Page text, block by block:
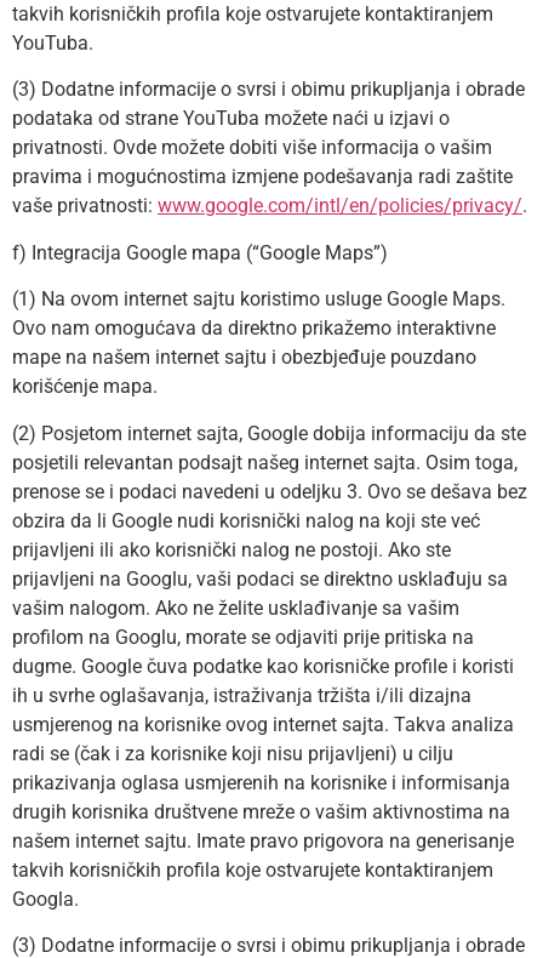
takvih korisničkih profila koje ostvarujete kontaktiranjem
YouTuba.
(3) Dodatne informacije o svrsi i obimu prikupljanja i obrade
podataka od strane YouTuba možete naći u izjavi o
privatnosti. Ovde možete dobiti više informacija o vašim
pravima i mogućnostima izmjene podešavanja radi zaštite
vaše privatnosti: www.google.com/intl/en/policies/privacy/.
f) Integracija Google mapa (“Google Maps”)
(1) Na ovom internet sajtu koristimo usluge Google Maps.
Ovo nam omogućava da direktno prikažemo interaktivne
mape na našem internet sajtu i obezbjeđuje pouzdano
korišćenje mapa.
(2) Posjetom internet sajta, Google dobija informaciju da ste
posjetili relevantan podsajt našeg internet sajta. Osim toga,
prenose se i podaci navedeni u odeljku 3. Ovo se dešava bez
obzira da li Google nudi korisnički nalog na koji ste već
prijavljeni ili ako korisnički nalog ne postoji. Ako ste
prijavljeni na Googlu, vaši podaci se direktno usklađuju sa
vašim nalogom. Ako ne želite usklađivanje sa vašim
profilom na Googlu, morate se odjaviti prije pritiska na
dugme. Google čuva podatke kao korisničke profile i koristi
ih u svrhe oglašavanja, istraživanja tržišta i/ili dizajna
usmjerenog na korisnike ovog internet sajta. Takva analiza
radi se (čak i za korisnike koji nisu prijavljeni) u cilju
prikazivanja oglasa usmjerenih na korisnike i informisanja
drugih korisnika društvene mreže o vašim aktivnostima na
našem internet sajtu. Imate pravo prigovora na generisanje
takvih korisničkih profila koje ostvarujete kontaktiranjem
Googla.
(3) Dodatne informacije o svrsi i obimu prikupljanja i obrade